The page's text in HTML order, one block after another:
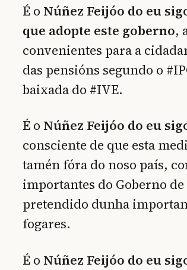
É o Núñez Feijóo do eu
que adopte este goberno,
convenientes para a
das pensións segundo o
baixada do #IVE.
É o Núñez Feijóo do eu
consciente de que esta
tamén fóra do noso país,
importantes do Goberno
pretendido dunha
fogares.
É o Núñez Feijóo do eu